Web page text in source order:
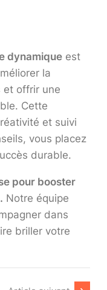
dynamique est
la
et offrir une
Cette
et suivi
vous placez
durable.
pour booster
Notre équipe
dans
briller votre